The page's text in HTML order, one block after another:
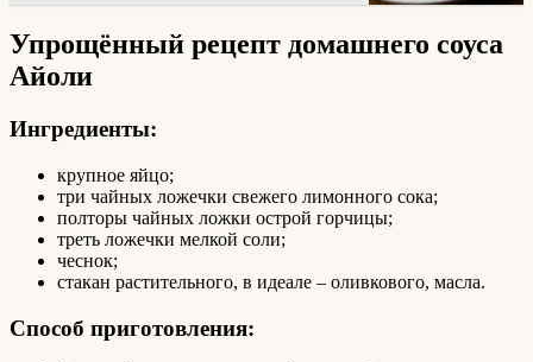
Упрощённый рецепт домашнего соуса
Айоли
Ингредиенты:
крупное яйцо;
три чайных ложечки свежего лимонного сока;
полторы чайных ложки острой горчицы;
треть ложечки мелкой соли;
чеснок;
стакан растительного, в идеале – оливкового, масла.
Способ приготовления: